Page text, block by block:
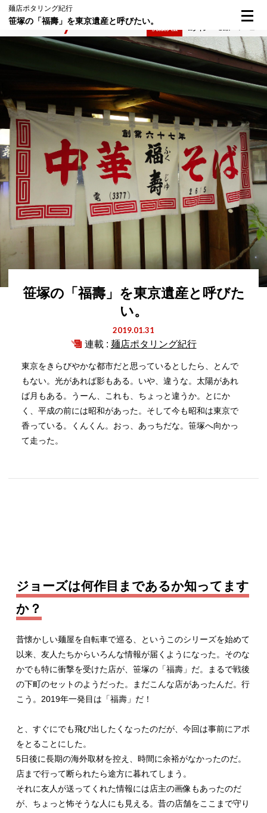
麺店ポタリング紀行
笹塚の「福壽」を東京遺産と呼びたい。
笹塚の「福壽」を東京遺産と呼びた
い。
2019.01.31
連載 : 麺店ポタリング紀行
東京をきらびやかな都市だと思っているとしたら、とんで
もない。光があれば影もある。いや、違うな。太陽があれ
ば月もある。うーん、これも、ちょっと違うか。とにか
く、平成の前には昭和があった。そして今も昭和は東京で
香っている。くんくん。おっ、あっちだな。笹塚へ向かっ
て走った。
ジョーズは何作目まであるか知ってます
か？
昔懐かしい麺屋を自転車で巡る、というこのシリーズを始めて
以来、友人たちからいろんな情報が届くようになった。そのな
かでも特に衝撃を受けた店が、笹塚の「福壽」だ。まるで戦後
の下町のセットのようだった。まだこんな店があったんだ。行
こう。2019年一発目は「福壽」だ！
と、すぐにでも飛び出したくなったのだが、今回は事前にアポ
をとることにした。
5日後に長期の海外取材を控え、時間に余裕がなかったのだ。
店まで行って断られたら途方に暮れてしまう。
それに友人が送ってくれた情報には店主の画像もあったのだ
が、ちょっと怖そうな人にも見える。昔の店舗をここまで守り